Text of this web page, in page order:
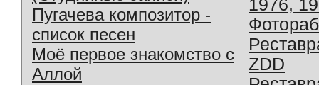
Пугачева композитор -
список песен
Моё первое знакомство с
Аллой
1976,
ZDD